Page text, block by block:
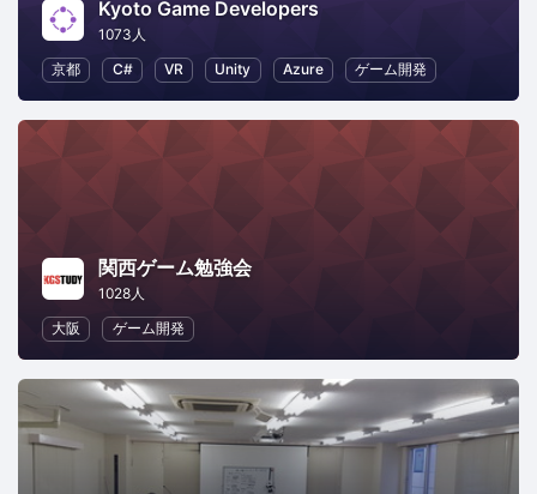
Kyoto Game Developers
1073人
京都
C# VR Unity Azure ゲーム開発
関西ゲーム勉強会
1028人
大阪
ゲーム開発